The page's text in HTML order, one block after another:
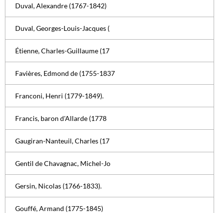
Duval, Alexandre (1767-1842)
Duval, Georges-Louis-Jacques (
Étienne, Charles-Guillaume (17
Favières, Edmond de (1755-1837
Franconi, Henri (1779-1849).
Francis, baron d'Allarde (1778
Gaugiran-Nanteuil, Charles (17
Gentil de Chavagnac, Michel-Jo
Gersin, Nicolas (1766-1833).
Gouffé, Armand (1775-1845)